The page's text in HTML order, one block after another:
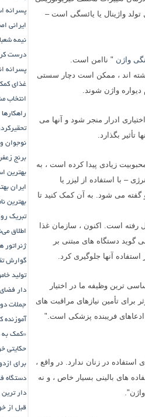
تولد واژینال یا یائسگی است –
واژن " ناامن است.
اند ، ممکن است دچار سستی
واژن شوند.
ادرار منجر شود و آنها می
بگذارد.
زیادی پیدا کرده است ، به
– با استفاده از لیزر یا
می شود. به آن کمک کنید تا
رفته است. اکنون ، سازمان غذا
دستگاه های مبتنی بر
آنها جلوگیری کرد.
ترین وظیفه ما در اختیار
تأمین نیازهای مراقبت های
فریبنده پزشکی است."
استفاده در زنان ندارد. در واقع ،
های بالینی بسیار خاص ، و نه
پسرانه
ایرانی
نیمه
درست
پسرانه
غذای
انتخاب
نوجوان
برنج
بهترین
ایران
بهترین
تبریک
اطلاق
ژنراتور
گوارش
تولید
دار
جملات
آموزنده
«کمک به
حکایتی
برای
دستگاه
دار ترین
قبل از